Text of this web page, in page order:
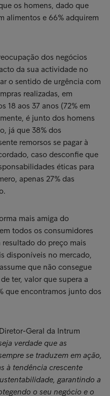
os homens, dado que
alimentos e 66% adquirem
dos negócios
da sua actividade no
o sentido de urgência com
realizadas, em
18 aos 37 anos (72% em
é junto dos homens
já que 38% dos
remorsos se pagar à
caso desconfie que
éticas para
apenas 27% das
mais amiga do
todos os consumidores
do preço mais
disponíveis no mercado,
que não consegue
ter, valor que supera a
que encontramos junto dos
Geral da Intrum
verdade que as
se traduzem em ação,
à tendência crescente
garantindo a
o seu negócio e o